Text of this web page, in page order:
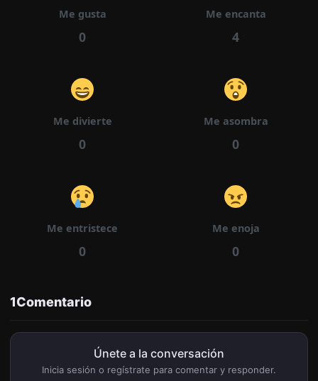
Capítulo 115
16/05/2026
Me gusta
0
Me encanta
4
Me divierte
0
Me asombra
0
Me entristece
0
Me enoja
0
1Comentario
Únete a la conversación
Inicia sesión o regístrate para comentar y responder.